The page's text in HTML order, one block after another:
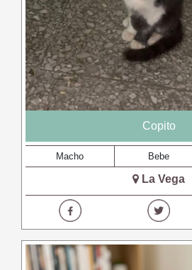
Copito
Macho Bebe
La Vega